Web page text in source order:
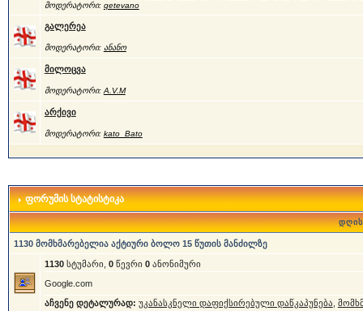
მოდერატორი: qetevano
გალერეა
მოდერატორი: ანანო
მილოცვა
მოდერატორი: A.V.M
არქივი
მოდერატორი: kato_Bato
ფორუმის სტატისტიკა
დღის
1130 მომხმარებელია აქტიური ბოლო 15 წუთის მანძილზე
1130სტუმარი, 0წევრი 0ანონიმური
Google.com
აჩვენე დეტალურად: უკანასკნელი დაფიქსირებული დაწკაპუნება